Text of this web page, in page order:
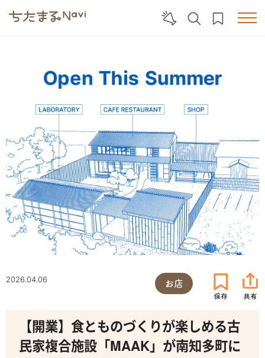
2026.04.06 お店
【開業】食とものづくりが楽しめる古
民家複合施設「MAAK」が南知多町に